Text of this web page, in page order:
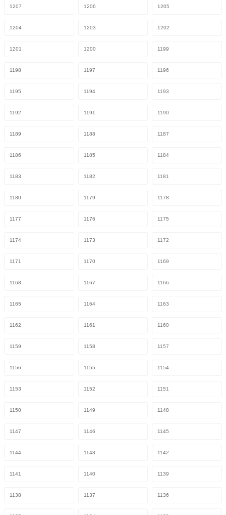
1207 1206 1205
1204 1203 1202
1201 1200 1199
1198 1197 1196
1195 1194 1193
1192 1191 1190
1189 1188 1187
1186 1185 1184
1183 1182 1181
1180 1179 1178
1177 1176 1175
1174 1173 1172
1171 1170 1169
1168 1167 1166
1165 1164 1163
1162 1161 1160
1159 1158 1157
1156 1155 1154
1153 1152 1151
1150 1149 1148
1147 1146 1145
1144 1143 1142
1141 1140 1139
1138 1137 1136